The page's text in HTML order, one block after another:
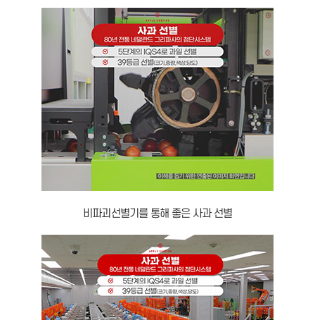
비파괴선별기를 통해 좋은 사과 선별